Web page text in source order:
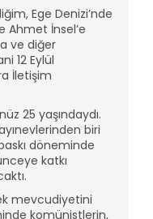
Ege Denizi’nde
Ahmet İnsel’e
ve diğer
12 Eylül
İletişim
25 yaşındaydı.
biri
döneminde
katkı
mevcudiyetini
komünistlerin,